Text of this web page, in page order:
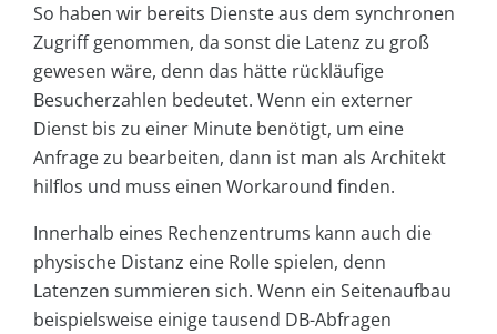
So haben wir bereits Dienste aus dem synchronen
Zugriff genommen, da sonst die Latenz zu groß
gewesen wäre, denn das hätte rückläufige
Besucherzahlen bedeutet. Wenn ein externer
Dienst bis zu einer Minute benötigt, um eine
Anfrage zu bearbeiten, dann ist man als Architekt
hilflos und muss einen Workaround finden.
Innerhalb eines Rechenzentrums kann auch die
physische Distanz eine Rolle spielen, denn
Latenzen summieren sich. Wenn ein Seitenaufbau
beispielsweise einige tausend DB-Abfragen